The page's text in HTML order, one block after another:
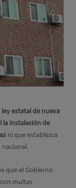
estatal de nueva
la instalación de
ni que establezca
que el Gobierno
multas